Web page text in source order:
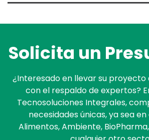
Solicita un
¿Interesado en llevar su proyecto
con el respaldo de expertos?
Tecnosoluciones Integrales,
necesidades únicas, ya sea
Alimentos, Ambiente,